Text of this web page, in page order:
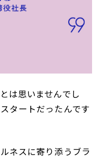
は思いませんでし
タートだったんです
ネスに寄り添うブラ